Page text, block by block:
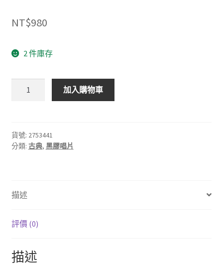
NT$980
2 件庫存
/
David
,
替
鬼
加入購物車
貨號: 2753441
分類: 古典, 黑膠唱片
描述
評價 (0)
描述